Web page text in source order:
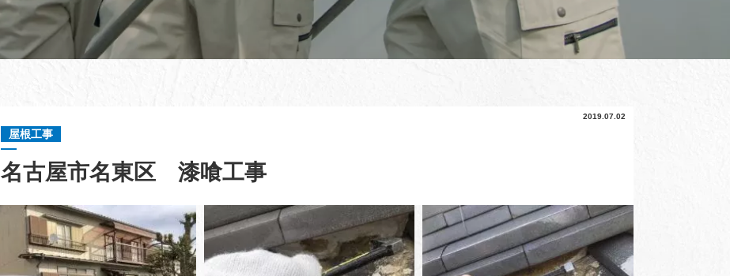
2019.07.02
屋根工事
名古屋市名東区 漆喰工事